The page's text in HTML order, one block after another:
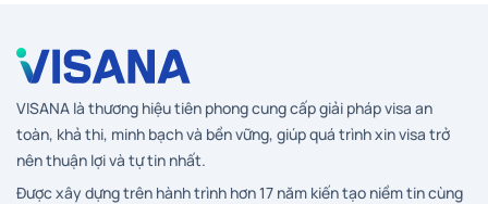
VISANA là thương hiệu tiên phong cung cấp giải pháp visa an
toàn, khả thi, minh bạch và bền vững, giúp quá trình xin visa trở
nên thuận lợi và tự tin nhất.
Được xây dựng trên hành trình hơn 17 năm kiến tạo niềm tin cùng